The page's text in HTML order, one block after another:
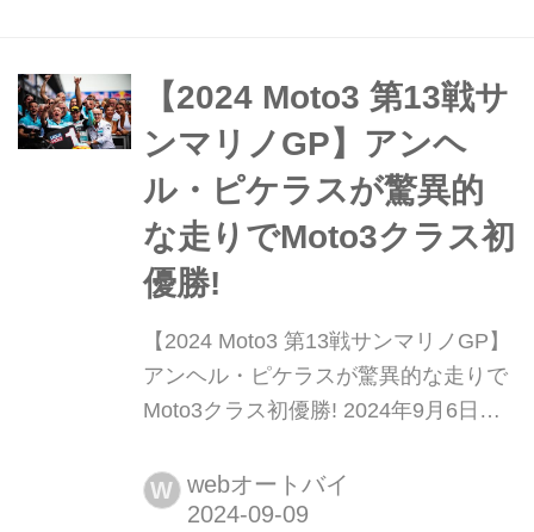
た。同サーキットで行われた前戦サン
マリノGPではランキングトップのダ
ビド・アロンソ(CFMOT...
​​【2024 Moto3 第13戦サ
ンマリノGP】アンヘ
ル・ピケラスが驚異的
な走りでMoto3クラス初
優勝!
​​【2024 Moto3 第13戦サンマリノGP】
アンヘル・ピケラスが驚異的な走りで
Moto3クラス初優勝! 2024年9月6日か
ア・ロマーニャ州にあるミサノ・ワー
ルド・サーキット・マルコ・シモンチ
W webオートバイ